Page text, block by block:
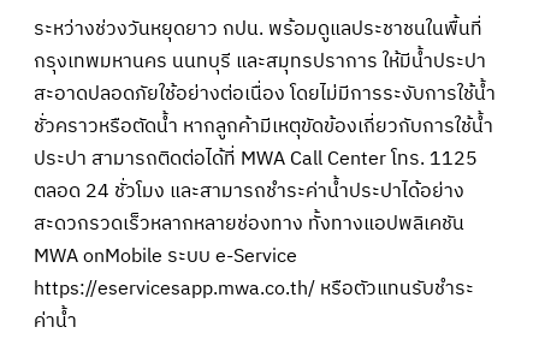
ระหว่างช่วงวันหยุดยาว กปน. พร้อมดูแลประชาชนในพื้นที่
กรุงเทพมหานคร นนทบุรี และสมุทรปราการ ให้มีน้ำประปา
สะอาดปลอดภัยใช้อย่างต่อเนื่อง โดยไม่มีการระงับการใช้น้ำ
ชั่วคราวหรือตัดน้ำ หากลูกค้ามีเหตุขัดข้องเกี่ยวกับการใช้น้ำ
ประปา สามารถติดต่อได้ที่ MWA Call Center โทร. 1125
ตลอด 24 ชั่วโมง และสามารถชำระค่าน้ำประปาได้อย่าง
สะดวกรวดเร็วหลากหลายช่องทาง ทั้งทางแอปพลิเคชัน
MWA onMobile ระบบ e-Service
https://eservicesapp.mwa.co.th/ หรือตัวแทนรับชำระ
ค่าน้ำ